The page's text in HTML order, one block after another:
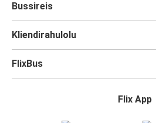
Bussireis
Kliendirahulolu
FlixBus
Flix App